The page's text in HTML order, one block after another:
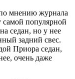
по мнению журнала
популярной
седан, но у нее
задний свес.
Приора седан,
очень даже